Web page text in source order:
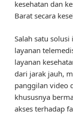
kesehatan dan
Barat secara
Salah satu
layanan
layanan
dari jarak jauh,
panggilan video
khususnya
akses terhadap